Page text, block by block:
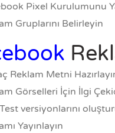
Pixel Kurulumunu
Gruplarını Belirleyin
Reklam Metni
Görselleri İçin İlgi
versiyonlarını
Yayınlayın